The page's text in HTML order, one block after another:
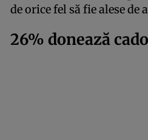
de orice fel să fie alese de
26% donează